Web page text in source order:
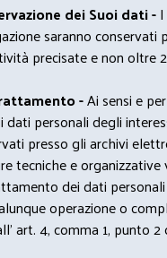
dei Suoi dati -
saranno conservati
precisate e non oltre
-Ai sensi e
dati personali degli
presso gli archivi
tecniche e
dei dati
operazione o
art. 4, comma 1, punto 2